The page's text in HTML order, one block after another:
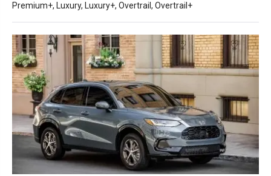
Premium+, Luxury, Luxury+, Overtrail, Overtrail+